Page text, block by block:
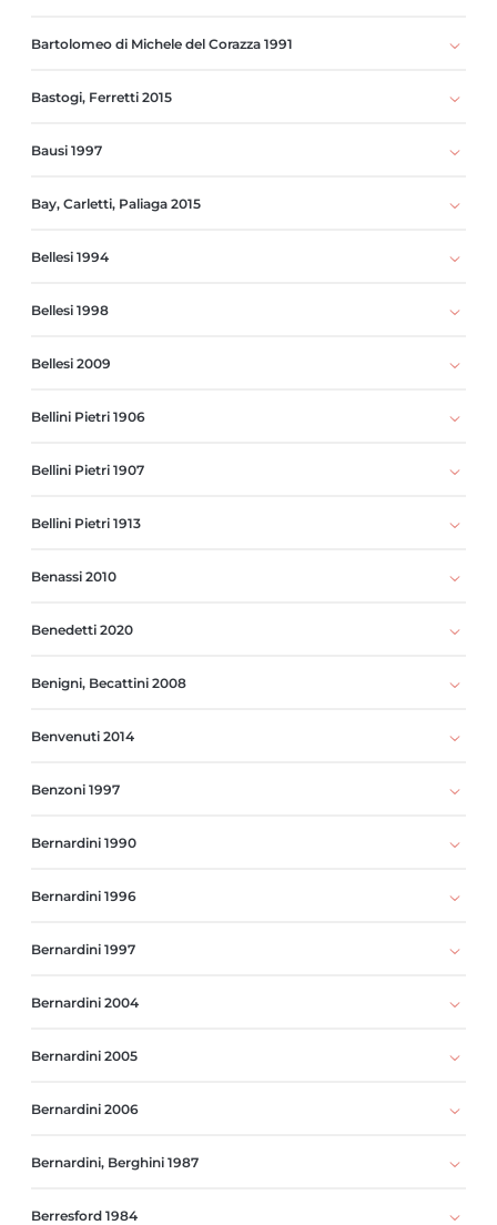
Bartolomeo di Michele del Corazza 1991
Bastogi, Ferretti 2015
Bausi 1997
Bay, Carletti, Paliaga 2015
Bellesi 1994
Bellesi 1998
Bellesi 2009
Bellini Pietri 1906
Bellini Pietri 1907
Bellini Pietri 1913
Benassi 2010
Benedetti 2020
Benigni, Becattini 2008
Benvenuti 2014
Benzoni 1997
Bernardini 1990
Bernardini 1996
Bernardini 1997
Bernardini 2004
Bernardini 2005
Bernardini 2006
Bernardini, Berghini 1987
Berresford 1984